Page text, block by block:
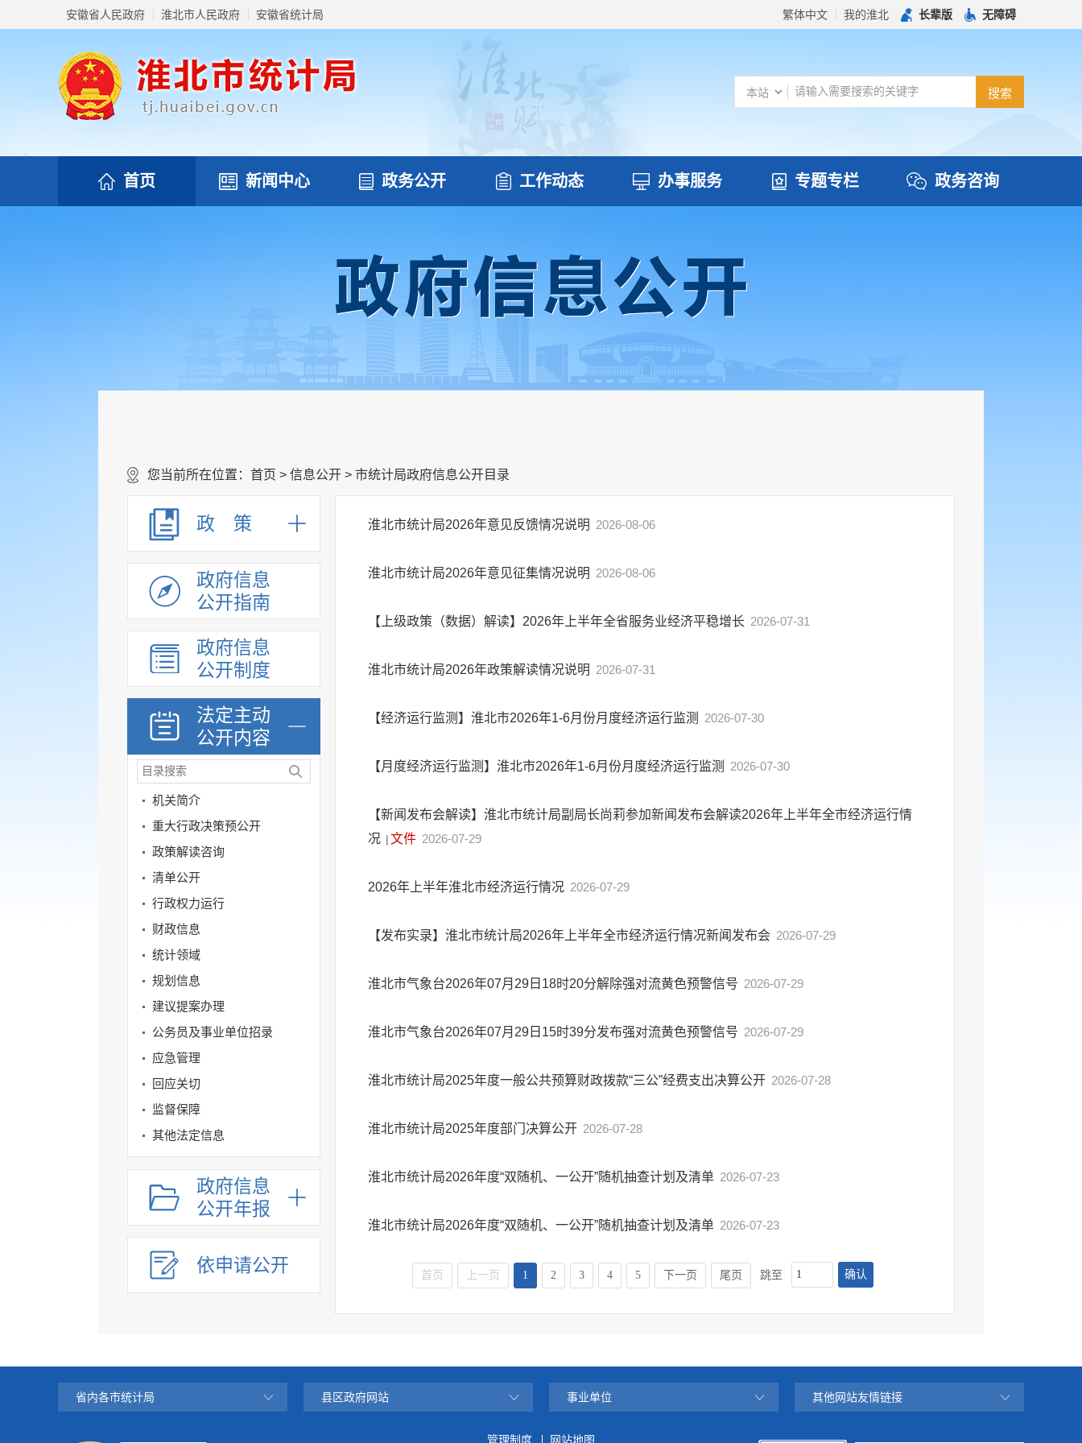
安徽省人民政府 淮北市人民政府 安徽省统计局 繁体中文 我的淮北 长辈版 无障碍
首页 新闻中心 政务公开 工作动态 办事服务 专题专栏 政务咨询
您当前所在位置： 首页 > 信息公开 > 市统计局政府信息公开目录
政 策
政府信息
公开指南
政府信息
公开制度
法定主动
公开内容
机关简介
重大行政决策预公开
政策解读咨询
清单公开
行政权力运行
财政信息
统计领域
规划信息
建议提案办理
公务员及事业单位招录
应急管理
回应关切
监督保障
其他法定信息
政府信息
公开年报
依申请公开
淮北市统计局2026年意见反馈情况说明 2026-08-06
淮北市统计局2026年意见征集情况说明 2026-08-06
【上级政策（数据）解读】2026年上半年全省服务业经济平稳增长 2026-07-31
淮北市统计局2026年政策解读情况说明 2026-07-31
【经济运行监测】淮北市2026年1-6月份月度经济运行监测 2026-07-30
【月度经济运行监测】淮北市2026年1-6月份月度经济运行监测 2026-07-30
【新闻发布会解读】淮北市统计局副局长尚莉参加新闻发布会解读2026年上半年全市经济运行情
况 |文件 2026-07-29
2026年上半年淮北市经济运行情况 2026-07-29
【发布实录】淮北市统计局2026年上半年全市经济运行情况新闻发布会 2026-07-29
淮北市气象台2026年07月29日18时20分解除强对流黄色预警信号 2026-07-29
淮北市气象台2026年07月29日15时39分发布强对流黄色预警信号 2026-07-29
淮北市统计局2025年度一般公共预算财政拨款“三公”经费支出决算公开 2026-07-28
淮北市统计局2025年度部门决算公开 2026-07-28
淮北市统计局2026年度“双随机、一公开”随机抽查计划及清单 2026-07-23
淮北市统计局2026年度“双随机、一公开”随机抽查计划及清单 2026-07-23
首页 上一页 1 2 3 4 5 下一页 尾页 跳至 确认
省内各市统计局 县区政府网站 事业单位 其他网站友情链接
管理制度 网站地图